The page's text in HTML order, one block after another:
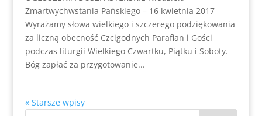
Zmartwychwstania Pańskiego – 16 kwietnia 2017
Wyrażamy słowa wielkiego i szczerego podziękowania
za liczną obecność Czcigodnych Parafian i Gości
podczas liturgii Wielkiego Czwartku, Piątku i Soboty.
Bóg zapłać za przygotowanie...
« Starsze wpisy